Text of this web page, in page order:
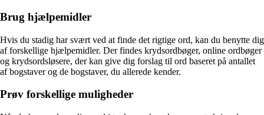
Brug hjælpemidler
Hvis du stadig har svært ved at finde det rigtige ord, kan du benytte dig
af forskellige hjælpemidler. Der findes krydsordbøger, online ordbøger
og krydsordsløsere, der kan give dig forslag til ord baseret på antallet
af bogstaver og de bogstaver, du allerede kender.
Prøv forskellige muligheder